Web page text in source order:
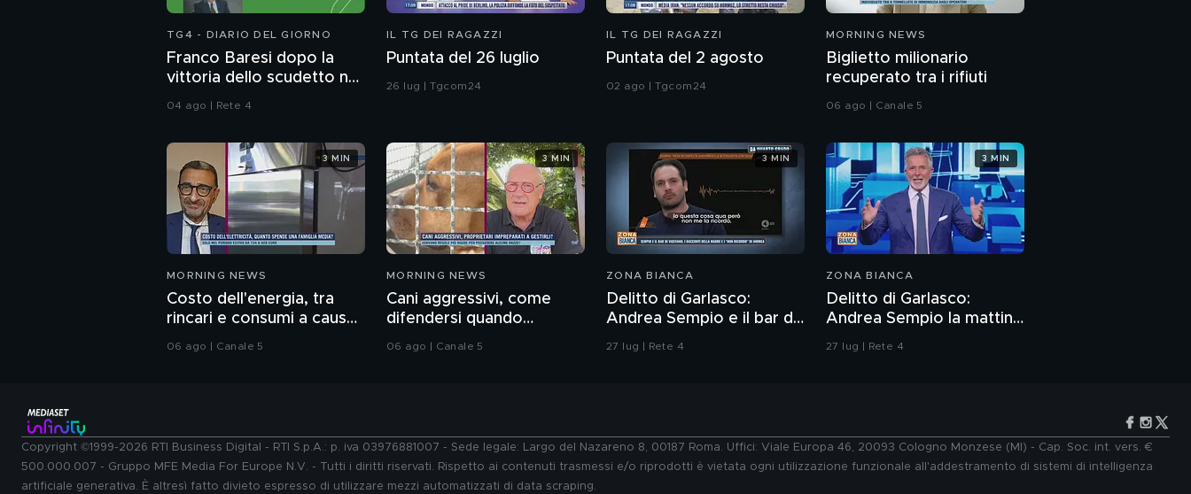
TG4 - DIARIO DEL GIORNO
Franco Baresi dopo la
vittoria dello scudetto nel
04 ago | Rete 4
IL TG DEI RAGAZZI
Puntata del 26 luglio
26 lug | Tgcom24
IL TG DEI RAGAZZI
Puntata del 2 agosto
02 ago | Tgcom24
MORNING NEWS
Biglietto milionario
recuperato tra i rifiuti
06 ago | Canale 5
MORNING NEWS
Costo dell'energia, tra
rincari e consumi a causa
del caldo record
06 ago | Canale 5
3 MIN
MORNING NEWS
Cani aggressivi, come
difendersi quando
attaccano?
06 ago | Canale 5
3 MIN
ZONA BIANCA
Delitto di Garlasco:
Andrea Sempio e il bar di
Vigevano e i racconti
27 lug | Rete 4
3 MIN
ZONA BIANCA
Delitto di Garlasco:
Andrea Sempio la mattina
del delitto è stato in un
27 lug | Rete 4
3 MIN
Copyright ©1999-2026 RTI Business Digital - RTI S.p.A.: p. iva 03976881007 - Sede legale: Largo del Nazareno 8, 00187 Roma. Uffici: Viale Europa 46, 20093 Cologno Monzese (MI) - Cap. Soc. int. vers. €
500.000.007 - Gruppo MFE Media For Europe N.V. - Tutti i diritti riservati. Rispetto ai contenuti trasmessi e/o riprodotti è vietata ogni utilizzazione funzionale all'addestramento di sistemi di intelligenza
artificiale generativa. È altresì fatto divieto espresso di utilizzare mezzi automatizzati di data scraping.